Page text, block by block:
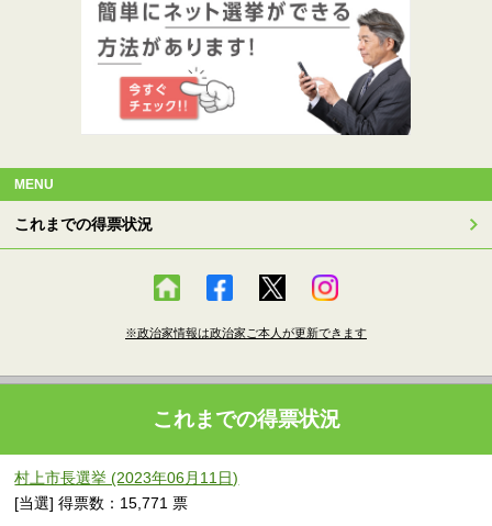
MENU
これまでの得票状況
※政治家情報は政治家ご本人が更新できます
これまでの得票状況
村上市長選挙 (2023年06月11日)
[当選] 得票数：15,771 票